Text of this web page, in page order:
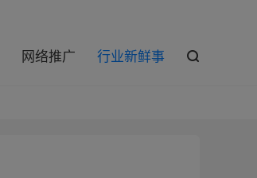
网络推广 行业新鲜事 